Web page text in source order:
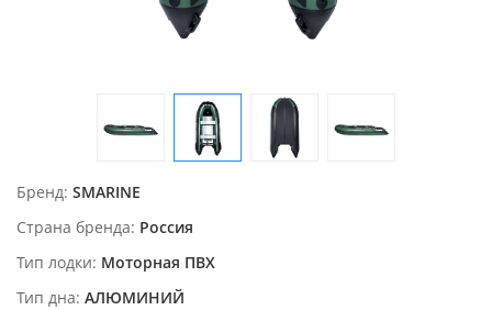
Бренд SMARINE
Страна бренда Россия
Тип лодки Моторная ПВХ
Тип дна АЛЮМИНИЙ